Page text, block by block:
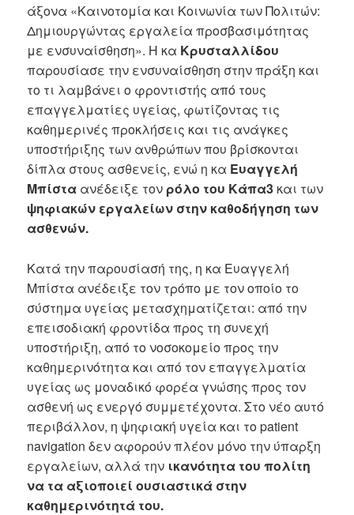
άξονα «Καινοτομία και Κοινωνία των Πολιτών:
Δημιουργώντας εργαλεία προσβασιμότητας
με ενσυναίσθηση». Η κα Κρυσταλλίδου
παρουσίασε την ενσυναίσθηση στην πράξη και
το τι λαμβάνει ο φροντιστής από τους
επαγγελματίες υγείας, φωτίζοντας τις
καθημερινές προκλήσεις και τις ανάγκες
υποστήριξης των ανθρώπων που βρίσκονται
δίπλα στους ασθενείς, ενώ η κα Ευαγγελή
Μπίστα ανέδειξε τον ρόλο του Κάπα3 και των
ψηφιακών εργαλείων στην καθοδήγηση των
ασθενών.
Κατά την παρουσίασή της, η κα Ευαγγελή
Μπίστα ανέδειξε τον τρόπο με τον οποίο το
σύστημα υγείας μετασχηματίζεται: από την
επεισοδιακή φροντίδα προς τη συνεχή
υποστήριξη, από το νοσοκομείο προς την
καθημερινότητα και από τον επαγγελματία
υγείας ως μοναδικό φορέα γνώσης προς τον
ασθενή ως ενεργό συμμετέχοντα. Στο νέο αυτό
περιβάλλον, η ψηφιακή υγεία και το patient
navigation δεν αφορούν πλέον μόνο την ύπαρξη
εργαλείων, αλλά την ικανότητα του πολίτη
να τα αξιοποιεί ουσιαστικά στην
καθημερινότητά του.